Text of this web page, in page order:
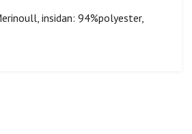
insidan: 94%polyester,